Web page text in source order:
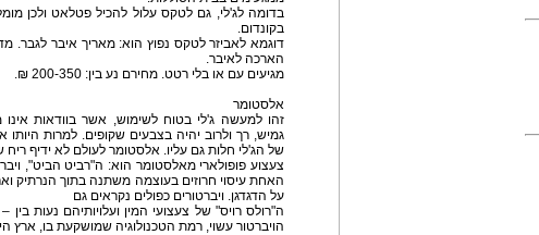
בדומה לג'לי, גם לטקס עלול להכיל פטלאט ולכן
בקונדום.
דוגמא לאביזר לטקס נפוץ הוא: מאריך איבר לגבר.
הארכה לאיבר.
מגיעים עם או בלי רטט. מחירם נע בין: 200-350 ₪.
אלסטומר
זהו למעשה ג'לי בטוח לשימוש, אשר בוודאות אינו
גמיש, רך ולרוב יהיה בצבעים שקופים. למרות היותו
של הג'לי חלות גם עליו. אלסטומר לעולם לא ידיף ריח
צעצוע פופולארי מאלסטומר הוא: ה"רביט הביט",
האחת עיסוי חרוזים בעוצמה משתנה בתוך הנרתיק
על הדגדגן. ויברטורים כפולים נקראים גם
הויברטור עשוי, רמת הטכנולוגיה שמושקעת בו, ארץ